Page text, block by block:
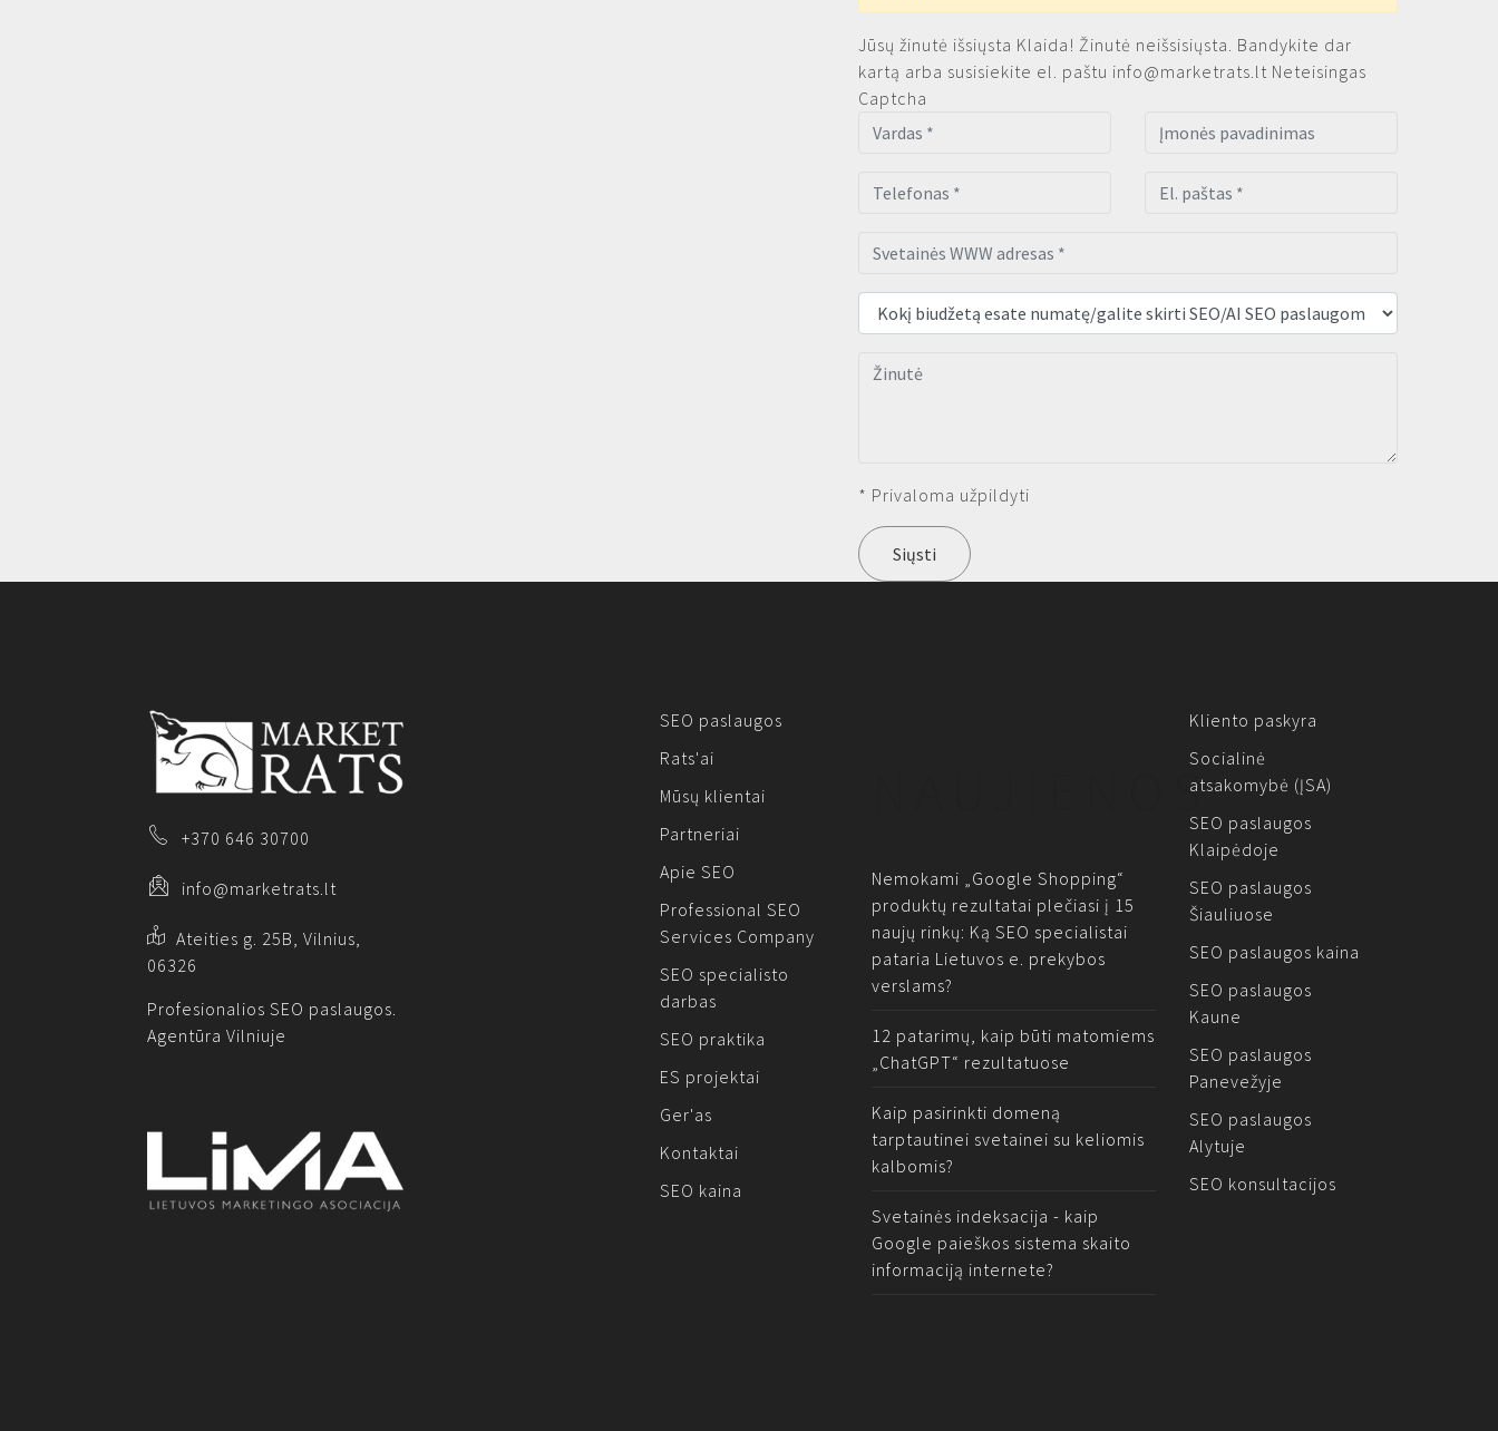
Jūsų žinutė išsiųsta Klaida! Žinutė neišsisiųsta. Bandykite dar
kartą arba susisiekite el. paštu info@marketrats.lt Neteisingas
Captcha
* Privaloma užpildyti
Siųsti
+370 646 30700
info@marketrats.lt
Ateities g. 25B, Vilnius,
06326
Profesionalios SEO paslaugos.
Agentūra Vilniuje
SEO paslaugos
Rats'ai
Mūsų klientai
Partneriai
Apie SEO
Professional SEO
Services Company
SEO specialisto
darbas
SEO praktika
ES projektai
Ger'as
Kontaktai
SEO kaina
NAUJIENOS
Nemokami „Google Shopping“
produktų rezultatai plečiasi į 15
naujų rinkų: Ką SEO specialistai
pataria Lietuvos e. prekybos
verslams?
12 patarimų, kaip būti matomiems
„ChatGPT“ rezultatuose
Kaip pasirinkti domeną
tarptautinei svetainei su keliomis
kalbomis?
Svetainės indeksacija - kaip
Google paieškos sistema skaito
informaciją internete?
Kliento paskyra
Socialinė
atsakomybė (ĮSA)
SEO paslaugos
Klaipėdoje
SEO paslaugos
Šiauliuose
SEO paslaugos kaina
SEO paslaugos
Kaune
SEO paslaugos
Panevežyje
SEO paslaugos
Alytuje
SEO konsultacijos